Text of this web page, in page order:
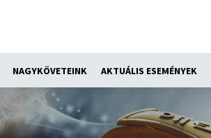
NAGYKÖVETEINK AKTUÁLIS ESEMÉNYEK